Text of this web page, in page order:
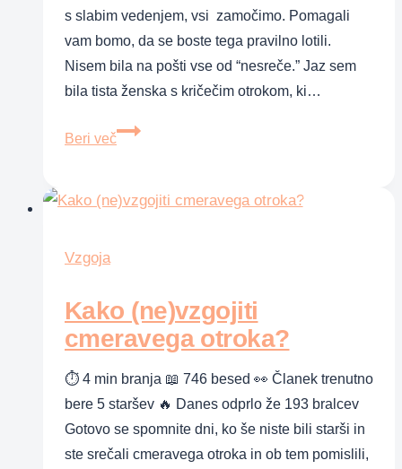
s slabim vedenjem, vsi zamočimo. Pomagali
vam bomo, da se boste tega pravilno lotili.
Nisem bila na pošti vse od “nesreče.” Jaz sem
bila tista ženska s kričečim otrokom, ki…
Beri več
Sedem
ki
počnemo
Vzgoja
Kako (ne)vzgojiti
cmeravega otroka?
⏱ 4 min branja 📖 746 besed 👀 Članek trenutno
bere 5 staršev 🔥 Danes odprlo že 193 bralcev
Gotovo se spomnite dni, ko še niste bili starši in
ste srečali cmeravega otroka in ob tem pomislili,